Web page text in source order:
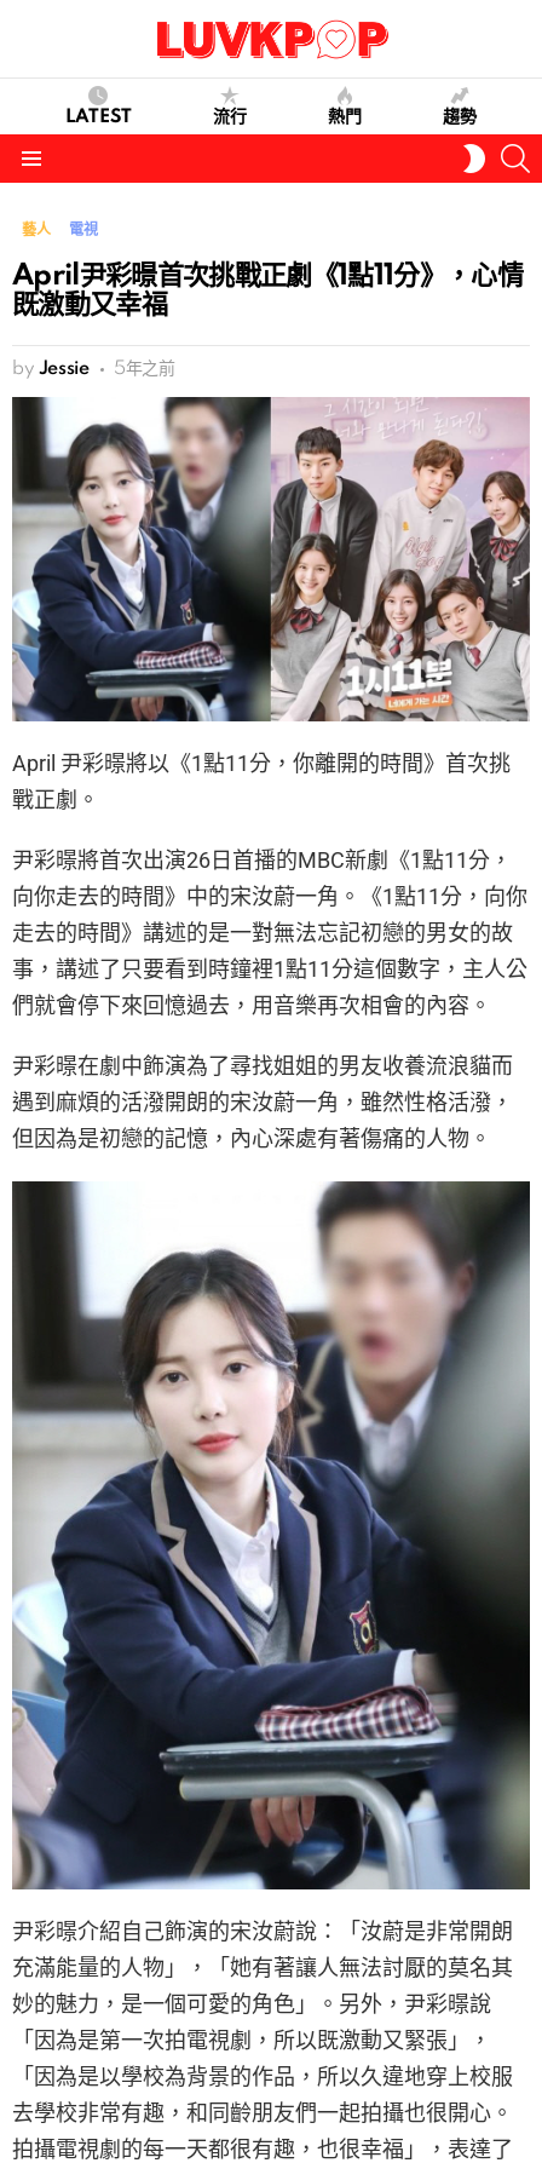
LATEST 流行 熱門 趨勢
SKIN
藝人 電視
April尹彩暻首次挑戰正劇《1點11分》，心情
既激動又幸福
by Jessie 5年之前
April 尹彩暻將以《1點11分，你離開的時間》首次挑
戰正劇。
尹彩暻將首次出演26日首播的MBC新劇《1點11分，
向你走去的時間》中的宋汝蔚一角。《1點11分，向你
走去的時間》講述的是一對無法忘記初戀的男女的故
事，講述了只要看到時鐘裡1點11分這個數字，主人公
們就會停下來回憶過去，用音樂再次相會的內容。
尹彩暻在劇中飾演為了尋找姐姐的男友收養流浪貓而
遇到麻煩的活潑開朗的宋汝蔚一角，雖然性格活潑，
但因為是初戀的記憶，內心深處有著傷痛的人物。
尹彩暻介紹自己飾演的宋汝蔚說：「汝蔚是非常開朗
充滿能量的人物」，「她有著讓人無法討厭的莫名其
妙的魅力，是一個可愛的角色」。另外，尹彩暻說
「因為是第一次拍電視劇，所以既激動又緊張」，
「因為是以學校為背景的作品，所以久違地穿上校服
去學校非常有趣，和同齡朋友們一起拍攝也很開心。
拍攝電視劇的每一天都很有趣，也很幸福」，表達了